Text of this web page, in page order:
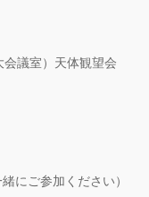
会議室）天体観望会
にご参加ください）